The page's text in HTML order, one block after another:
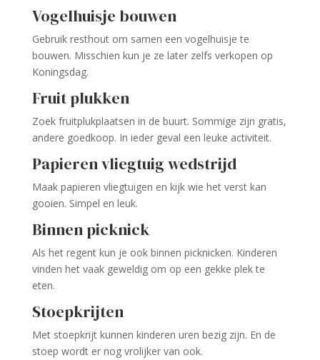
Vogelhuisje bouwen
Gebruik resthout om samen een vogelhuisje te
bouwen. Misschien kun je ze later zelfs verkopen op
Koningsdag.
Fruit plukken
Zoek fruitplukplaatsen in de buurt. Sommige zijn gratis,
andere goedkoop. In ieder geval een leuke activiteit.
Papieren vliegtuig wedstrijd
Maak papieren vliegtuigen en kijk wie het verst kan
gooien. Simpel en leuk.
Binnen picknick
Als het regent kun je ook binnen picknicken. Kinderen
vinden het vaak geweldig om op een gekke plek te
eten.
Stoepkrijten
Met stoepkrijt kunnen kinderen uren bezig zijn. En de
stoep wordt er nog vrolijker van ook.